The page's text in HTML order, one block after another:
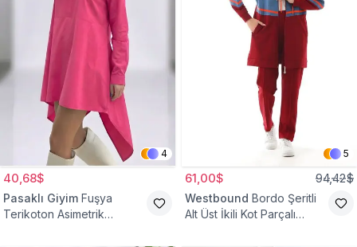
4
40,68$
Pasaklı Giyim Fuşya
Terikoton Asimetrik
5
61,00$ 94,42$
Westbound Bordo Şeritli
Alt Üst İkili Kot Parçalı